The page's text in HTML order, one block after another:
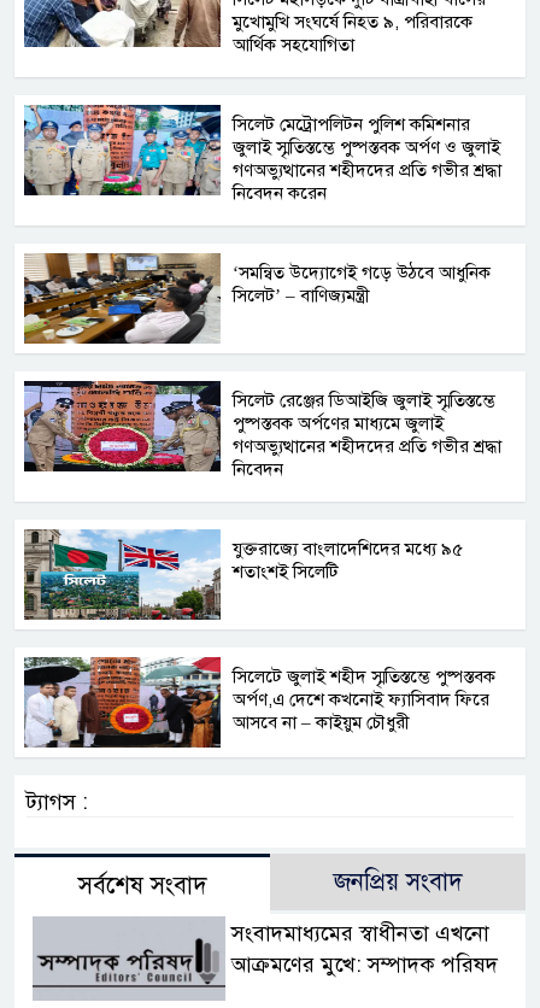
মুখোমুখি সংঘর্ষে নিহত ৯, পরিবারকে
আর্থিক সহযোগিতা
সিলেট মেট্রোপলিটন পুলিশ কমিশনার
জুলাই স্মৃতিস্তম্ভে পুষ্পস্তবক অর্পণ ও জুলাই
গণঅভ্যুত্থানের শহীদদের প্রতি গভীর শ্রদ্ধা
নিবেদন করেন
‘সমন্বিত উদ্যোগেই গড়ে উঠবে আধুনিক
সিলেট’ – বাণিজ্যমন্ত্রী
সিলেট রেঞ্জের ডিআইজি জুলাই স্মৃতিস্তম্ভে
পুষ্পস্তবক অর্পণের মাধ্যমে জুলাই
গণঅভ্যুত্থানের শহীদদের প্রতি গভীর শ্রদ্ধা
নিবেদন
যুক্তরাজ্যে বাংলাদেশিদের মধ্যে ৯৫
শতাংশই সিলেটি
সিলেটে জুলাই শহীদ স্মৃতিস্তম্ভে পুষ্পস্তবক
অর্পণ,এ দেশে কখনোই ফ্যাসিবাদ ফিরে
আসবে না – কাইয়ুম চৌধুরী
ট্যাগস :
সর্বশেষ সংবাদ জনপ্রিয় সংবাদ
সংবাদমাধ্যমের স্বাধীনতা এখনো
আক্রমণের মুখে: সম্পাদক পরিষদ